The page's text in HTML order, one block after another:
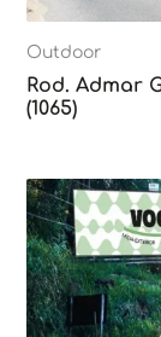
Outdoor
Rod. Admar
(1065)